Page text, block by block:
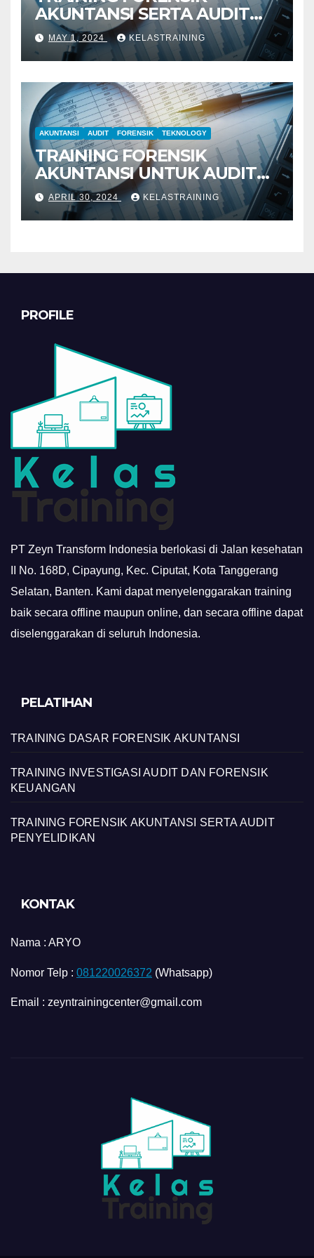
AKUNTANSI SERTA AUDIT
PENYELIDIKAN
MAY 1, 2024 KELASTRAINING
AKUNTANSI AUDIT FORENSIK TEKNOLOGY
TRAINING FORENSIK
AKUNTANSI UNTUK AUDIT
INVESTIGATIF
APRIL 30, 2024 KELASTRAINING
PROFILE
PT Zeyn Transform Indonesia berlokasi di Jalan kesehatan
II No. 168D, Cipayung, Kec. Ciputat, Kota Tanggerang
Selatan, Banten. Kami dapat menyelenggarakan training
baik secara offline maupun online, dan secara offline dapat
diselenggarakan di seluruh Indonesia.
PELATIHAN
TRAINING DASAR FORENSIK AKUNTANSI
TRAINING INVESTIGASI AUDIT DAN FORENSIK
KEUANGAN
TRAINING FORENSIK AKUNTANSI SERTA AUDIT
PENYELIDIKAN
KONTAK
Nama : ARYO
Nomor Telp : 081220026372 (Whatsapp)
Email : zeyntrainingcenter@gmail.com